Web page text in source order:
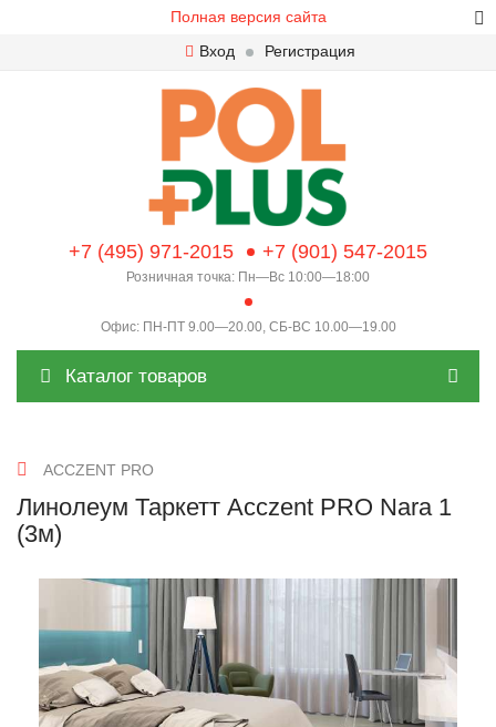
Полная версия сайта
Вход
Регистрация
+7 (495) 971-2015 +7 (901) 547-2015
Розничная точка: Пн—Вс 10:00—18:00
Офис: ПН-ПТ 9.00—20.00, СБ-ВС 10.00—19.00
Каталог товаров
ACCZENT PRO
Линолеум Таркетт Acczent PRO Nara 1
(3м)